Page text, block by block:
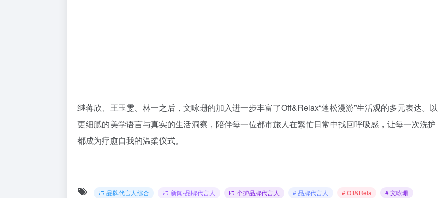
继蒋欣、王玉雯、林一之后，文咏珊的加入进一步丰富了Off&Relax“蓬松漫游”生活观的多元表达。以
更细腻的美学语言与真实的生活洞察，陪伴每一位都市旅人在繁忙日常中找回呼吸感，让每一次洗护
都成为疗愈自我的温柔仪式。
品牌代言人综合 新闻-品牌代言人 个护品牌代言人 # 品牌代言人 # Off&Rela # 文咏珊